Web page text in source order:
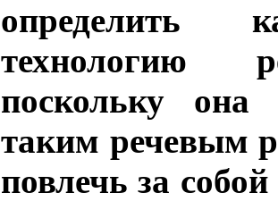
определить
технологию
поскольку она
таким речевым
повлечь за